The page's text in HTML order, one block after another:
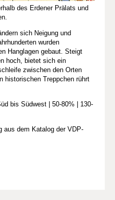
des Erdener Prälats und
sich Neigung und
wurden
Hanglagen gebaut. Steigt
hoch, bietet sich ein
zwischen den Orten
historischen Treppchen rührt
bis Südwest | 50-80% | 130-
aus dem Katalog der VDP-